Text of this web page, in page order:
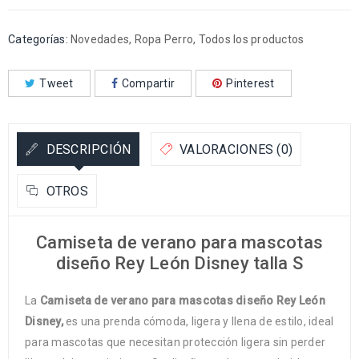
Categorías: Novedades, Ropa Perro, Todos los productos
Tweet Compartir Pinterest
DESCRIPCIÓN VALORACIONES (0)
OTROS
Camiseta de verano para mascotas
diseño Rey León Disney talla S
La Camiseta de verano para mascotas diseño Rey León
Disney,es una prenda cómoda, ligera y llena de estilo, ideal
para mascotas que necesitan protección ligera sin perder